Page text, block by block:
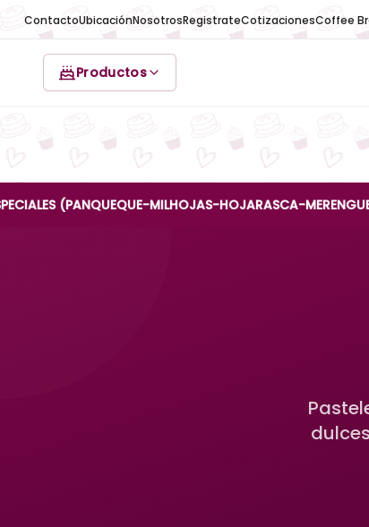
ContactoUbicaciónNosotrosRegistrateCotizacionesCoffee
Productos
(PANQUEQUE-MILHOJAS-HOJARASCA-MERENGUE-REINA